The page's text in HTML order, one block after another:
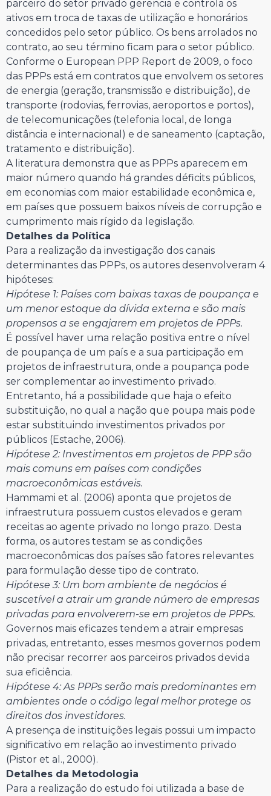
parceiro do setor privado gerencia e controla os
ativos em troca de taxas de utilização e honorários
concedidos pelo setor público. Os bens arrolados no
contrato, ao seu término ficam para o setor público.
Conforme o European PPP Report de 2009, o foco
das PPPs está em contratos que envolvem os setores
de energia (geração, transmissão e distribuição), de
transporte (rodovias, ferrovias, aeroportos e portos),
de telecomunicações (telefonia local, de longa
distância e internacional) e de saneamento (captação,
tratamento e distribuição).
A literatura demonstra que as PPPs aparecem em
maior número quando há grandes déficits públicos,
em economias com maior estabilidade econômica e,
em países que possuem baixos níveis de corrupção e
cumprimento mais rígido da legislação.
Detalhes da Política
Para a realização da investigação dos canais
determinantes das PPPs, os autores desenvolveram 4
hipóteses:
Hipótese 1: Países com baixas taxas de poupança e
um menor estoque da dívida externa e são mais
propensos a se engajarem em projetos de PPPs.
É possível haver uma relação positiva entre o nível
de poupança de um país e a sua participação em
projetos de infraestrutura, onde a poupança pode
ser complementar ao investimento privado.
Entretanto, há a possibilidade que haja o efeito
substituição, no qual a nação que poupa mais pode
estar substituindo investimentos privados por
públicos (Estache, 2006).
Hipótese 2: Investimentos em projetos de PPP são
mais comuns em países com condições
macroeconômicas estáveis.
Hammami et al. (2006) aponta que projetos de
infraestrutura possuem custos elevados e geram
receitas ao agente privado no longo prazo. Desta
forma, os autores testam se as condições
macroeconômicas dos países são fatores relevantes
para formulação desse tipo de contrato.
Hipótese 3: Um bom ambiente de negócios é
suscetível a atrair um grande número de empresas
privadas para envolverem-se em projetos de PPPs.
Governos mais eficazes tendem a atrair empresas
privadas, entretanto, esses mesmos governos podem
não precisar recorrer aos parceiros privados devida
sua eficiência.
Hipótese 4: As PPPs serão mais predominantes em
ambientes onde o código legal melhor protege os
direitos dos investidores.
A presença de instituições legais possui um impacto
significativo em relação ao investimento privado
(Pistor et al., 2000).
Detalhes da Metodologia
Para a realização do estudo foi utilizada a base de